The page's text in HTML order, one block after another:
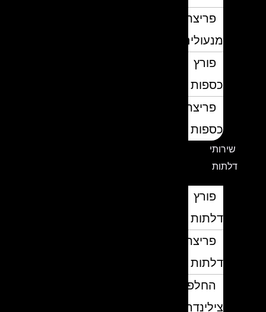
פריצת
מנעולים
פורץ
כספות
פריצת
כספות
שירותי
דלתות
פורץ
דלתות
פריצת
דלתות
החלפת
צילינדרים